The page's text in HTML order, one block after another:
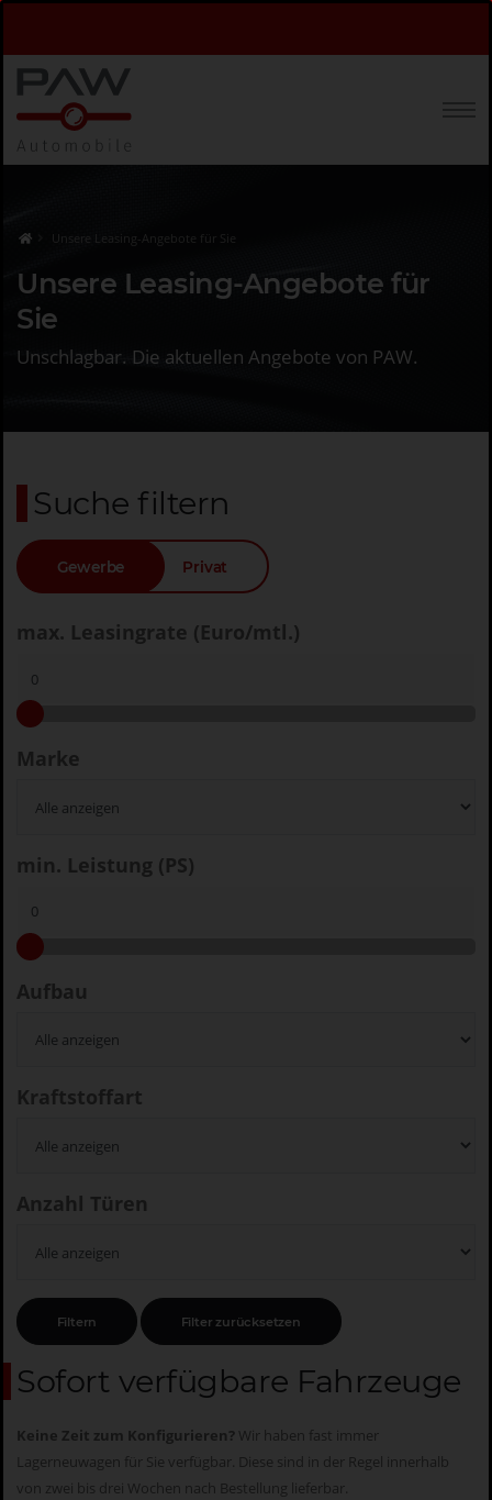
Unsere Leasing-Angebote für Sie
Unsere Leasing-Angebote für
Sie
Unschlagbar. Die aktuellen Angebote von PAW.
Suche filtern
Gewerbe Privat
max. Leasingrate (Euro/mtl.)
Marke
min. Leistung (PS)
Aufbau
Kraftstoffart
Anzahl Türen
Sofort verfügbare Fahrzeuge
Keine Zeit zum Konfigurieren? Wir haben fast immer
Lagerneuwagen für Sie verfügbar. Diese sind in der Regel innerhalb
von zwei bis drei Wochen nach Bestellung lieferbar.